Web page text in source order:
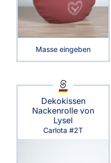
Masse eingeben
Dekokissen
Nackenrolle von
Lysel
Carlota #2T